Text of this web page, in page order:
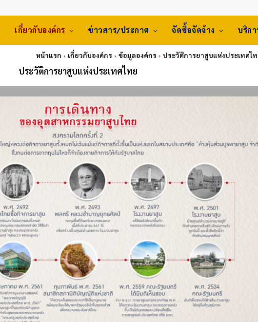
เกี่ยวกับองค์กร ข่าวสาร/ประกาศ จัดซื้อจัดจ้าง บริก
หน้าแรก เกี่ยวกับองค์กร ข้อมูลองค์กร ประวัติการยาสูบแห่งประเทศไ
ประวัติการยาสูบแห่งประเทศไทย